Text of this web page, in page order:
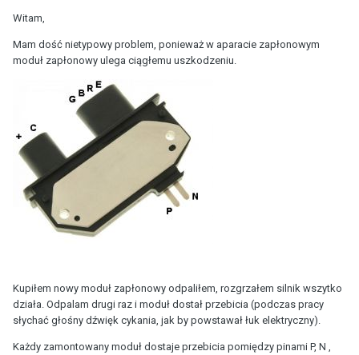
Witam,
Mam dość nietypowy problem, ponieważ w aparacie zapłonowym
moduł zapłonowy ulega ciągłemu uszkodzeniu.
Kupiłem nowy moduł zapłonowy odpaliłem, rozgrzałem silnik wszytko
działa. Odpalam drugi raz i moduł dostał przebicia (podczas pracy
słychać głośny dźwięk cykania, jak by powstawał łuk elektryczny).
Każdy zamontowany moduł dostaje przebicia pomiędzy pinami P, N ,